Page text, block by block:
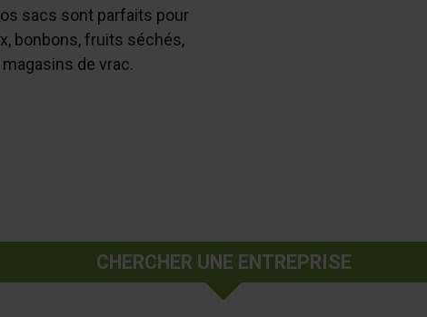
sacs sont parfaits pour
bonbons, fruits séchés,
de vrac.
CHERCHER UNE ENTREPRISE